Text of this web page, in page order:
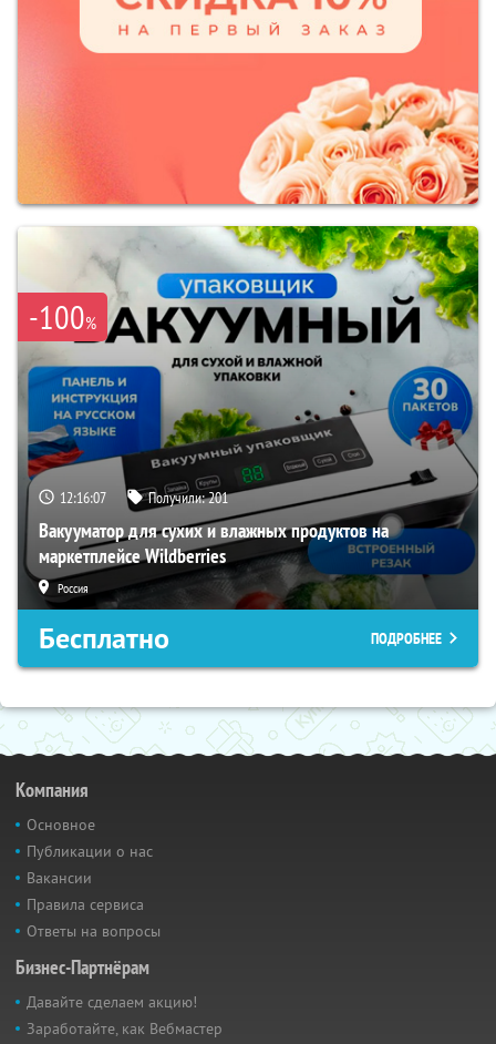
-100%
12:16:06 Получили:201
Вакууматор для сухих и влажных продуктов на
маркетплейсе Wildberries
Россия
Бесплатно ПОДРОБНЕЕ
Компания
Основное
Публикации о нас
Вакансии
Правила сервиса
Ответы на вопросы
Бизнес-Партнёрам
Давайте сделаем акцию!
Заработайте, как Вебмастер